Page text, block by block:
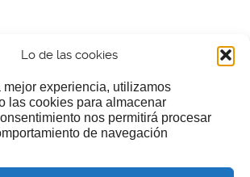
Lo de las cookies
mejor experiencia, utilizamos
las cookies para almacenar
nos permitirá procesar
de navegación
un cafecillo?
web puedes echar limosna a estos